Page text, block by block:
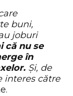
buni,
joburi
că nu se
în
Și, de
interes către